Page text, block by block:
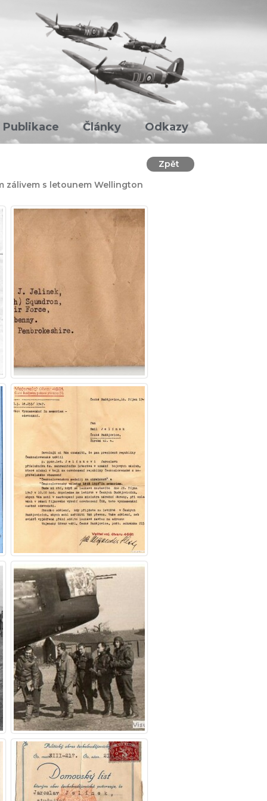
Publikace Články Odkazy
Zpět
zálivem s letounem Wellington